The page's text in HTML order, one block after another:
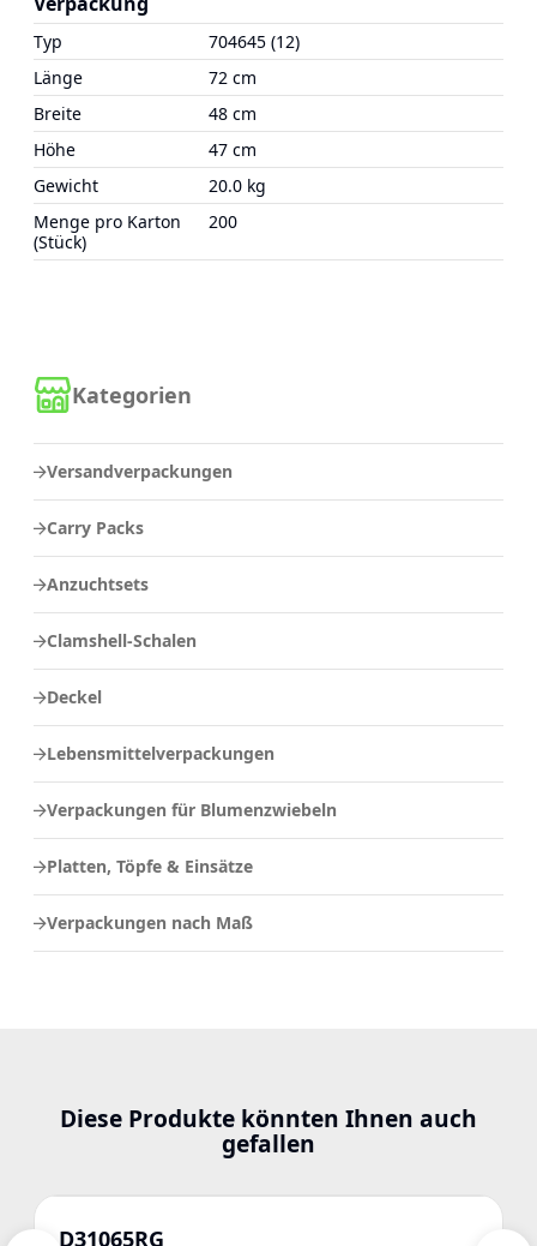
Kategorien
Versandverpackungen
Carry Packs
Anzuchtsets
Clamshell-Schalen
Deckel
Lebensmittelverpackungen
Verpackungen für Blumenzwiebeln
Platten, Töpfe & Einsätze
Verpackungen nach Maß
Typ
704645 (12)
Länge
72 cm
Breite
48 cm
Höhe
47 cm
Gewicht
20.0 kg
Menge pro Karton
(Stück)
200
Diese Produkte könnten Ihnen auch
gefallen
D31065RG